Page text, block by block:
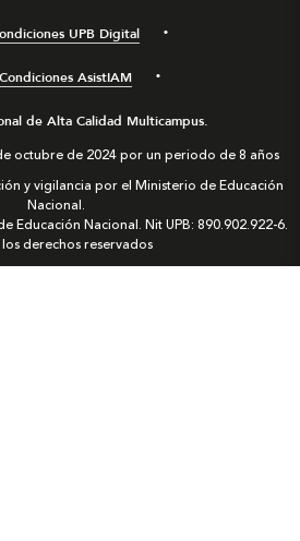
UPB Digital
AsistIAM
de Alta Calidad Multicampus.
octubre de 2024 por un periodo de 8 años
y vigilancia por el Ministerio de Educación
Nacional.
Nacional. Nit UPB: 890.902.922-6.
derechos reservados